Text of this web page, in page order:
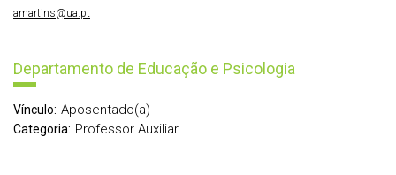
Departamento de Educação e Psicologia
Vínculo: Aposentado(a)
Categoria: Professor Auxiliar
amartins@ua.pt